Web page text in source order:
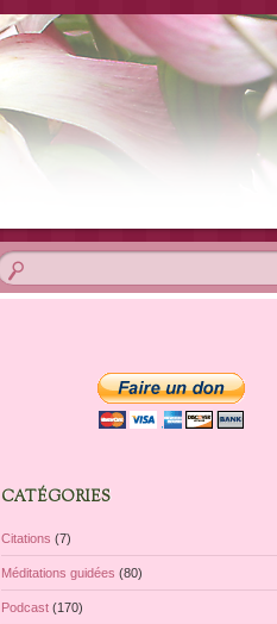
CATÉGORIES
Citations (7)
Méditations guidées (80)
Podcast (170)